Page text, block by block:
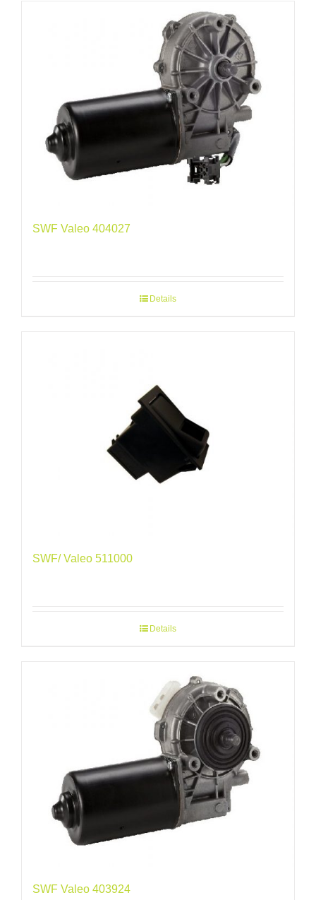
SWF Valeo 404027
Details
SWF/ Valeo 511000
Details
SWF Valeo 403924